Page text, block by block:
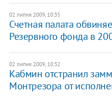
02 липня 2009, 10:35
Счетная палата
Резервного фонда в
02 липня 2009, 10:32
Кабмин отстранил
Монтрезора от